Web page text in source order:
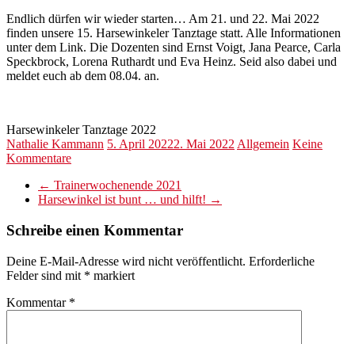
Endlich dürfen wir wieder starten… Am 21. und 22. Mai 2022
finden unsere 15. Harsewinkeler Tanztage statt. Alle Informationen
unter dem Link. Die Dozenten sind Ernst Voigt, Jana Pearce, Carla
Speckbrock, Lorena Ruthardt und Eva Heinz. Seid also dabei und
meldet euch ab dem 08.04. an.
Harsewinkeler Tanztage 2022
Nathalie Kammann 5. April 20222. Mai 2022 Allgemein Keine
Kommentare
← Trainerwochenende 2021
Harsewinkel ist bunt … und hilft! →
Schreibe einen Kommentar
Deine E-Mail-Adresse wird nicht veröffentlicht. Erforderliche
Felder sind mit * markiert
Kommentar *